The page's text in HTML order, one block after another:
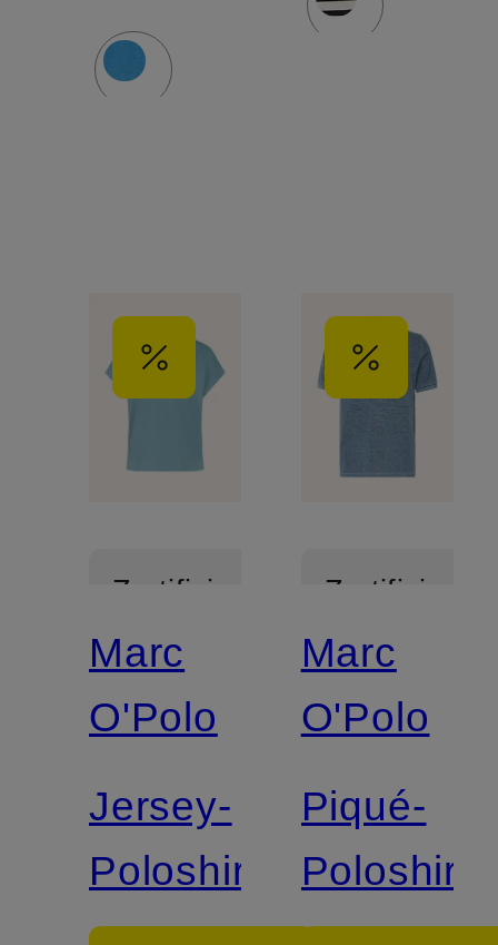
Zertifiziert
Marc
O'Polo
Jersey-
Poloshirt
Zertifiziert
Marc
O'Polo
Piqué-
Poloshirt